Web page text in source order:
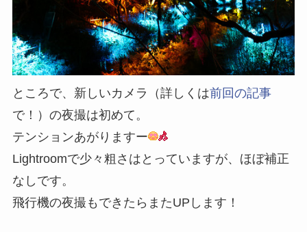
ところで、新しいカメラ（詳しくは前回の記事
で！）の夜撮は初めて。
テンションあがりますー
Lightroomで少々粗さはとっていますが、ほぼ補正
なしです。
飛行機の夜撮もできたらまたUPします！